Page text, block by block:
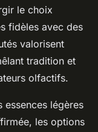
le choix
fidèles avec des
valorisent
tradition et
olfactifs.
légères
les options